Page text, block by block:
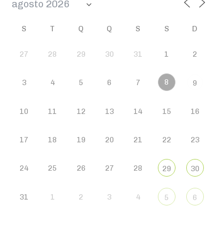
S T Q Q S S D
27 28 29 30 31 1 2
3 4 5 6 7 8 9
10 11 12 13 14 15 16
17 18 19 20 21 22 23
24 25 26 27 28 29 30
31 1 2 3 4 5 6